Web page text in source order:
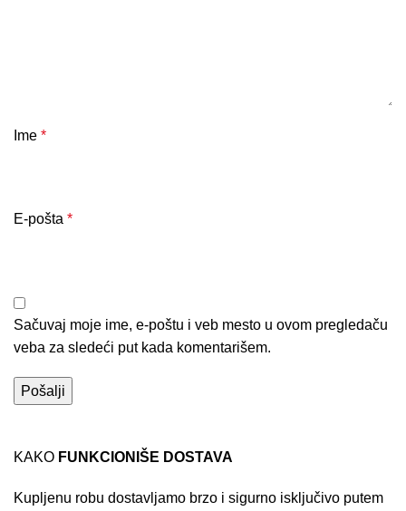
Ime*
E-pošta*
Sačuvaj moje ime, e-poštu i veb mesto u ovom pregledaču
veba za sledeći put kada komentarišem.
KAKO FUNKCIONIŠE DOSTAVA
Kupljenu robu dostavljamo brzo i sigurno isključivo putem